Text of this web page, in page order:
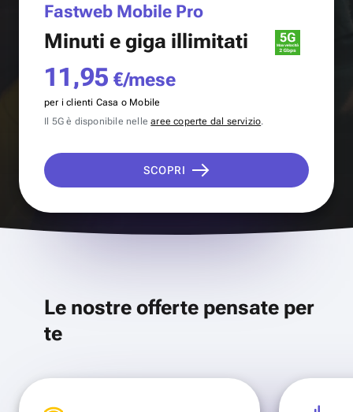
Fastweb Mobile Pro
Minuti e giga illimitati
11,95 €/mese
per i clienti Casa o Mobile
Il 5G è disponibile nellearee coperte dal servizio.
SCOPRI
Le nostre offerte pensate per
te